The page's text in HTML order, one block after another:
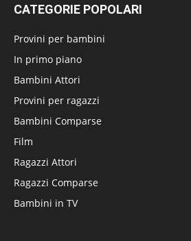
CATEGORIE POPOLARI
Provini per bambini
In primo piano
Bambini Attori
Provini per ragazzi
Bambini Comparse
Film
Ragazzi Attori
Ragazzi Comparse
Bambini in TV